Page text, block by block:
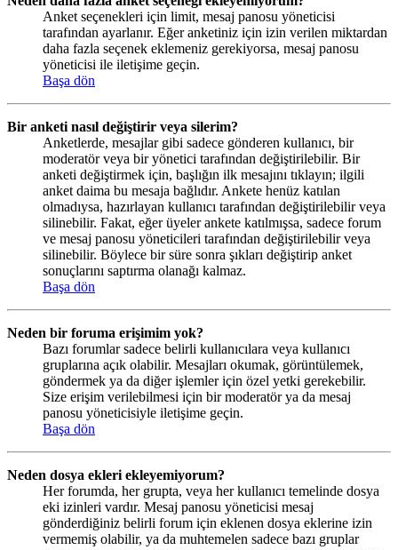
Anket seçenekleri için limit, mesaj panosu yöneticisi
tarafından ayarlanır. Eğer anketiniz için izin verilen miktardan
daha fazla seçenek eklemeniz gerekiyorsa, mesaj panosu
yöneticisi ile iletişime geçin.
Başa dön
Bir anketi nasıl değiştirir veya silerim?
Anketlerde, mesajlar gibi sadece gönderen kullanıcı, bir
moderatör veya bir yönetici tarafından değiştirilebilir. Bir
anketi değiştirmek için, başlığın ilk mesajını tıklayın; ilgili
anket daima bu mesaja bağlıdır. Ankete henüz katılan
olmadıysa, hazırlayan kullanıcı tarafından değiştirilebilir veya
silinebilir. Fakat, eğer üyeler ankete katılmışsa, sadece forum
ve mesaj panosu yöneticileri tarafından değiştirilebilir veya
silinebilir. Böylece bir süre sonra şıkları değiştirip anket
sonuçlarını saptırma olanağı kalmaz.
Başa dön
Neden bir foruma erişimim yok?
Bazı forumlar sadece belirli kullanıcılara veya kullanıcı
gruplarına açık olabilir. Mesajları okumak, görüntülemek,
göndermek ya da diğer işlemler için özel yetki gerekebilir.
Size erişim verilebilmesi için bir moderatör ya da mesaj
panosu yöneticisiyle iletişime geçin.
Başa dön
Neden dosya ekleri ekleyemiyorum?
Her forumda, her grupta, veya her kullanıcı temelinde dosya
eki izinleri vardır. Mesaj panosu yöneticisi mesaj
gönderdiğiniz belirli forum için eklenen dosya eklerine izin
vermemiş olabilir, ya da muhtemelen sadece bazı gruplar